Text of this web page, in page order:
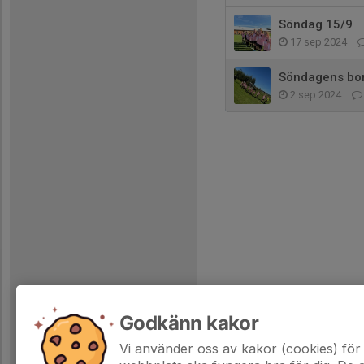
Söndag 15/9
17 sep 2024
Söndagens
2 sep 2024
Godkänn kakor
Vi använder oss av kakor (cookies)